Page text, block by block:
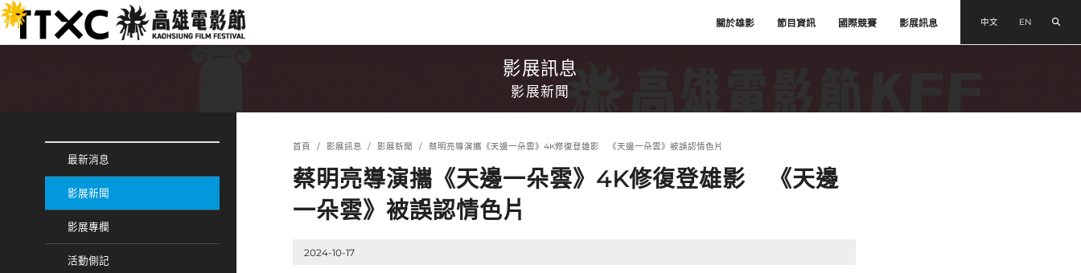
跳
到
主
:::
關於雄影 節目資訊 國際競賽 影展訊息 中文 EN
影展訊息
影展新聞
最新消息
影展新聞
影展專欄
活動側記
首頁 影展訊息 影展新聞 蔡明亮導演攜《天邊一朵雲》4K修復登雄影 《天邊一朵雲》被誤認情色片
蔡明亮導演攜《天邊一朵雲》4K修復登雄影 《天邊
一朵雲》被誤認情色片
2024-10-17